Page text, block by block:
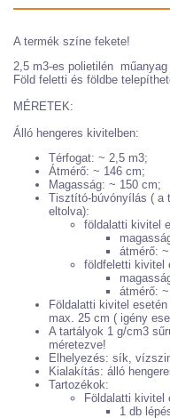
A termék színe fekete!
2,5 m3-es polietilén
Föld feletti és földbe
MÉRETEK:
Álló hengeres kivitelben:
Térfogat: ~ 2,5 m3;
Átmérő: ~ 146 cm;
Magasság: ~ 150 cm;
Tisztító-búvónyílás ( a
eltolva):
földalatti kivitel
átmérő:
földfeletti kivitel
átmérő:
Földalatti kivitel
max. 25 cm ( igény
A tartályok 1 g/cm3
méretezve!
Elhelyezés: sík,
Kialakítás: álló
Tartozékok:
Földalatti kivitel
1 db